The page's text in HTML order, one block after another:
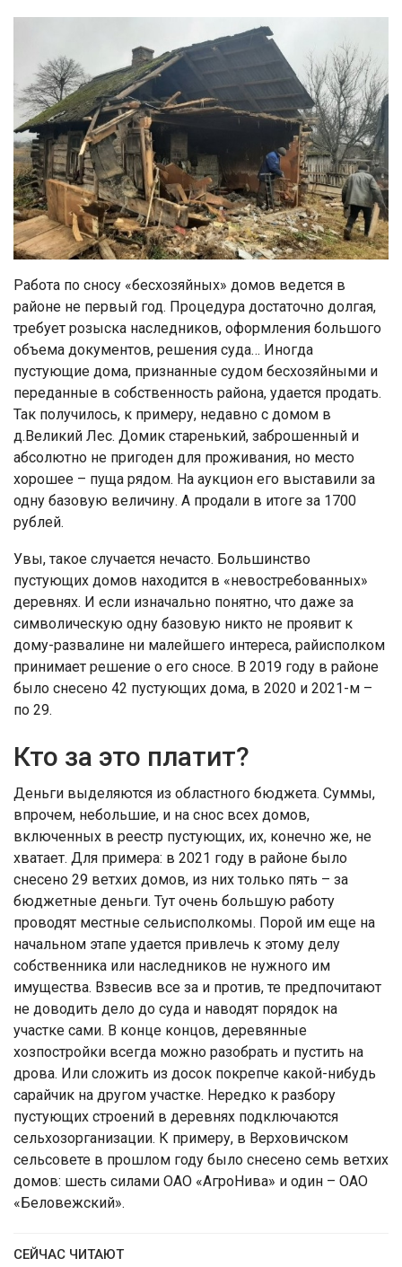
Работа по сносу «бесхозяйных» домов ведется в
районе не первый год. Процедура достаточно долгая,
требует розыска наследников, оформления большого
объема документов, решения суда… Иног­да
пустующие дома, признанные судом бесхозяйными и
переданные в собственность района, удается продать.
Так получилось, к примеру, недавно с домом в
д.Великий Лес. Домик старенький, заброшенный и
абсолютно не пригоден для проживания, но место
хорошее – пуща рядом. На аукцион его выставили за
одну базовую величину. А продали в итоге за 1700
рублей.
Увы, такое случается нечасто. Большинство
пустующих домов находится в «невостребованных»
деревнях. И если изначально понятно, что даже за
символическую одну базовую никто не проявит к
дому-развалине ни малейшего интереса, райисполком
принимает решение о его сносе. В 2019 году в районе
было снесено 42 пустующих дома, в 2020 и 2021-м –
по 29.
Кто за это платит?
Деньги выделяются из областного бюджета. Суммы,
впрочем, небольшие, и на снос всех домов,
включенных в реестр пустующих, их, конечно же, не
хватает. Для примера: в 2021 году в районе было
снесено 29 ветхих домов, из них только пять – за
бюджетные деньги. Тут очень большую работу
проводят местные сельисполкомы. Порой им еще на
начальном этапе удается привлечь к этому делу
собственника или наследников не нужного им
имущества. Взвесив все за и против, те предпочитают
не доводить дело до суда и наводят порядок на
участке сами. В конце концов, деревянные
хозпостройки всегда можно разобрать и пустить на
дрова. Или сложить из досок покрепче какой-нибудь
сарайчик на другом участке. Нередко к разбору
пустующих строений в деревнях подключаются
сельхозорганизации. К примеру, в Верховичском
сельсовете в прошлом году было снесено семь ветхих
домов: шесть силами ОАО «АгроНива» и один – ОАО
«Беловежский».
СЕЙЧАС ЧИТАЮТ